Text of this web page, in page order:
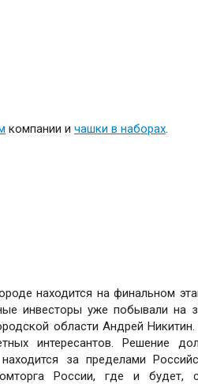
компании ичашки в наборах
находится на финальном
инвесторы уже побывали на
области Андрей
интересантов. Решение
за пределами
России, где и будет,